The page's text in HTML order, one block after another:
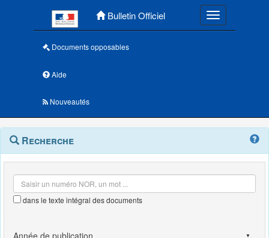
Bulletin Officiel Toggle
Documents opposables
Aide
Nouveautés
Navigation
outils
Menu
contextuel
Recherche
dans le texte intégral des documents